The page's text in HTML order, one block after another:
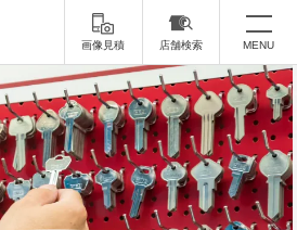
画像見積 店舗検索 MENU